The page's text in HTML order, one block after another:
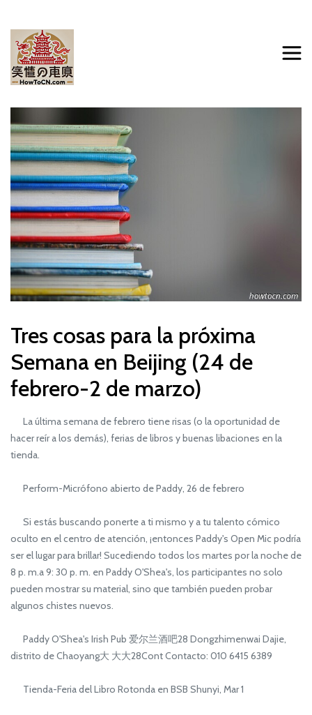
Tres cosas para la próxima
Semana en Beijing (24 de
febrero-2 de marzo)
La última semana de febrero tiene risas (o la oportunidad de
hacer reír a los demás), ferias de libros y buenas libaciones en la
tienda.
Perform-Micrófono abierto de Paddy, 26 de febrero
Si estás buscando ponerte a ti mismo y a tu talento cómico
oculto en el centro de atención, ¡entonces Paddy's Open Mic podría
ser el lugar para brillar! Sucediendo todos los martes por la noche de
8 p. m.a 9: 30 p. m. en Paddy O'Shea's, los participantes no solo
pueden mostrar su material, sino que también pueden probar
algunos chistes nuevos.
Paddy O'Shea's Irish Pub 爱尔兰酒吧28 Dongzhimenwai Dajie,
distrito de Chaoyang大 大大28Cont Contacto: 010 6415 6389
Tienda-Feria del Libro Rotonda en BSB Shunyi, Mar 1